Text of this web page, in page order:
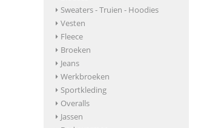
Sweaters - Truien - Hoodies
Vesten
Fleece
Broeken
Jeans
Werkbroeken
Sportkleding
Overalls
Jassen